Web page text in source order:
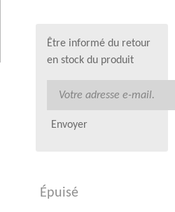
Être informé du retour
en stock du produit
Envoyer
Épuisé